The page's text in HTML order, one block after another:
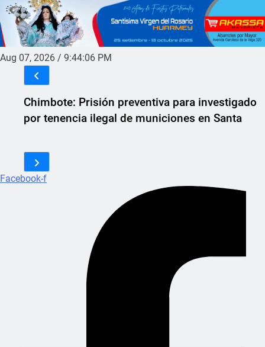
Aug 07, 2026 / 9:44:06 PM
Chimbote: Prisión preventiva para investigado
por tenencia ilegal de municiones en Santa
Facebook-f